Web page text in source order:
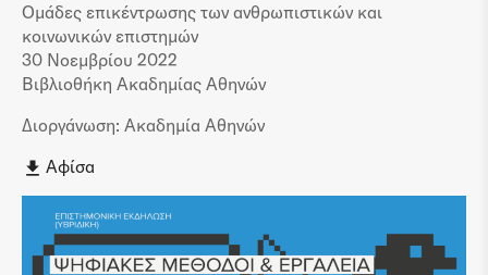
Ομάδες επικέντρωσης των ανθρωπιστικών και
κοινωνικών επιστημών
30 Νοεμβρίου 2022
Βιβλιοθήκη Ακαδημίας Αθηνών
Διοργάνωση: Ακαδημία Αθηνών
Αφίσα